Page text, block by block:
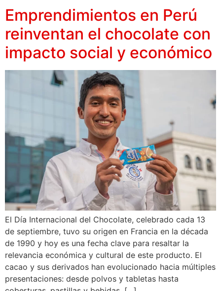
Emprendimientos en Perú
reinventan el chocolate con
impacto social y económico
El Día Internacional del Chocolate, celebrado cada 13
de septiembre, tuvo su origen en Francia en la década
de 1990 y hoy es una fecha clave para resaltar la
relevancia económica y cultural de este producto. El
cacao y sus derivados han evolucionado hacia múltiples
presentaciones: desde polvos y tabletas hasta